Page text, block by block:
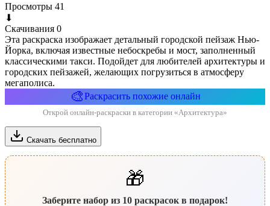
Просмотры 41
⬇
Скачивания 0
Эта раскраска изображает детальный городской пейзаж Нью-
Йорка, включая известные небоскребы и мост, заполненный
классическими такси. Подойдет для любителей архитектуры и
городских пейзажей, желающих погрузиться в атмосферу
мегаполиса.
🎨Раскрасить похожие онлайн
Открой онлайн-раскраски в категории «Архитектура»
Скачать бесплатно
🎁
Заберите набор из 10 раскрасок в подарок!